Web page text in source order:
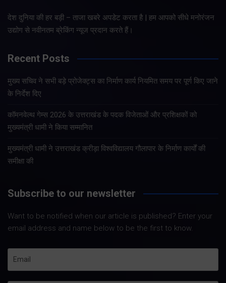
देश दुनिया की हर बड़ी – ताजा खबरे अपडेट करता है | हम आपको सीधे मनोरंजन
उद्योग से नवीनतम ब्रेकिंग न्यूज प्रदान करते हैं।
Recent Posts
मुख्य सचिव ने सभी बड़े प्रोजेक्ट्स का निर्माण कार्य नियमित समय पर पूर्ण किए जाने
के निर्देश दिए
कॉमनवेल्थ गेम्स 2026 के उत्तराखंड के पदक विजेताओं और प्रशिक्षकों को
मुख्यमंत्री धामी ने किया सम्मानित
मुख्यमंत्री धामी ने उत्तराखंड क्रीड़ा विश्वविद्यालय गौलापार के निर्माण कार्यों की
समीक्षा की
Subscribe to our newsletter
Want to be notified when our article is published? Enter your
email address and name below to be the first to know.